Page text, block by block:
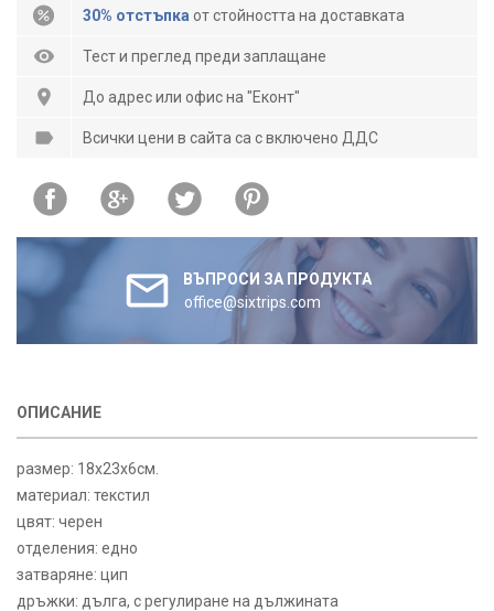
30% отстъпка от стойността на доставката
Тест и преглед преди заплащане
До адрес или офис на "Еконт"
Всички цени в сайта са с включено ДДС
ВЪПРОСИ ЗА ПРОДУКТА
office@sixtrips.com
ОПИСАНИЕ
размер: 18х23х6см.
материал: текстил
цвят: черен
отделения: едно
затваряне: цип
дръжки: дълга, с регулиране на дължината